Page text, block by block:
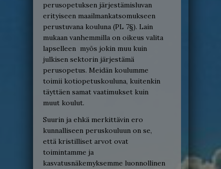
perusopetuksen järjestämisluvan
erityiseen maailmankatsomukseen
perustuvana kouluna (PL 7§). Lain
mukaan vanhemmilla on oikeus valita
lapselleen myös jokin muu kuin
julkisen sektorin järjestämä
perusopetus. Meidän koulumme
toimii kotiopetuskouluna, kuitenkin
täyttäen samat vaatimukset kuin
muut koulut.
Suurin ja ehkä merkittävin ero
kunnalliseen peruskouluun on se,
että kristilliset arvot ovat
toimintamme ja
kasvatusnäkemyksemme luonnollinen